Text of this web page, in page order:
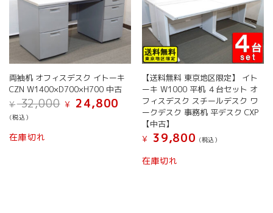
両袖机 オフィスデスク イトーキ
CZN W1400×D700×H700 中古
¥32,000 元
の
¥ 24,800
¥ 24,800
(税込）
在庫切れ
【送料無料 東京地区限定】 イト
ーキ W1000 平机 ４台セット オ
フィスデスク スチールデスク ワ
ークデスク 事務机 平デスク CXP
【中古】
¥
39,800 (税込）
在庫切れ